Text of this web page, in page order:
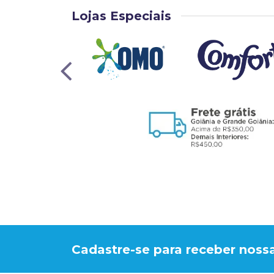
Lojas Especiais
Cadastre-se para receber